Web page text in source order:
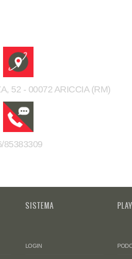
52 - 00072 ARICCIA (RM)
85383309
SISTEMA
LOGIN